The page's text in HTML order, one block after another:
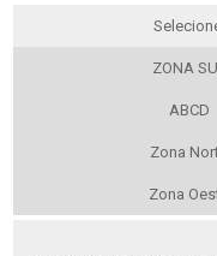
ZONA
ABCD
Zona
Zona